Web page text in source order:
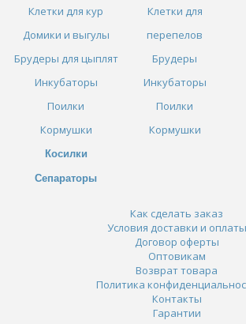
Клетки для кур
Домики и выгулы
Брудеры для цыплят
Инкубаторы
Поилки
Кормушки
Косилки
Сепараторы
Клетки для
перепелов
Брудеры
Инкубаторы
Поилки
Кормушки
Как сделать заказ
Условия доставки и оплаты
Договор оферты
Оптовикам
Возврат товара
Политика
Контакты
Гарантии